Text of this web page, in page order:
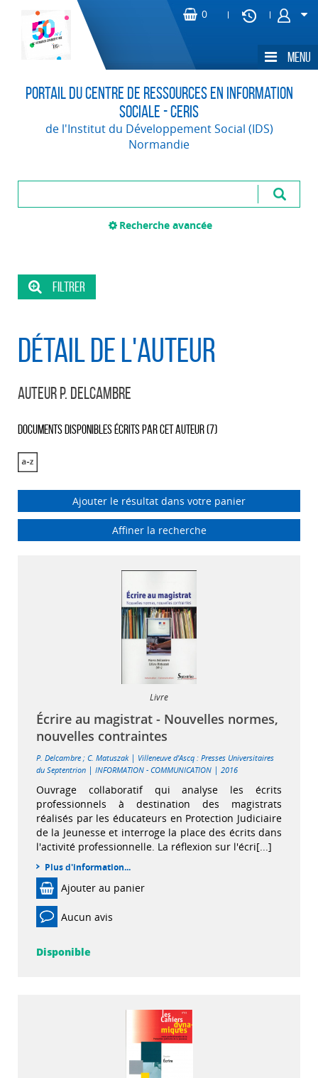
Portail du Centre de Ressources en Information
Sociale - CERIS
de l'Institut du Développement Social (IDS)
Normandie
Recherche avancée
Détail de l'auteur
Auteur P. Delcambre
Documents disponibles écrits par cet auteur (7)
Ajouter le résultat dans votre panier
Affiner la recherche
Livre
Écrire au magistrat - Nouvelles normes,
nouvelles contraintes
P. Delcambre ; C. Matuszak | Villeneuve d'Ascq : Presses Universitaires
du Septentrion | INFORMATION - COMMUNICATION | 2016
Ouvrage collaboratif qui analyse les écrits
professionnels à destination des magistrats
réalisés par les éducateurs en Protection Judiciaire
de la Jeunesse et interroge la place des écrits dans
l'activité professionnelle. La réflexion sur l'écri[...]
Plus d'information...
Ajouter au panier
Aucun avis
Disponible